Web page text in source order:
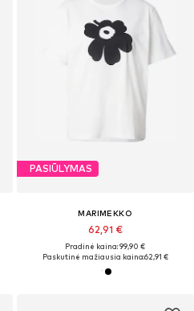
PASIŪLYMAS
MARIMEKKO
62,91 €
Pradinė kaina: 99,90 €
Paskutinė mažiausia kaina:62,91 €